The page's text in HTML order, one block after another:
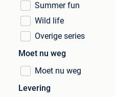
Summer fun
Wild life
Overige series
Moet nu weg
Moet nu weg
Levering